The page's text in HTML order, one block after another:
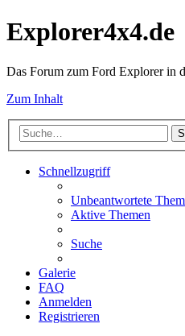
Explorer4x4.de
Das Forum zum Ford Explorer in
Zum Inhalt
Schnellzugriff
Unbeantwortete
Aktive Themen
Suche
Galerie
FAQ
Anmelden
Registrieren